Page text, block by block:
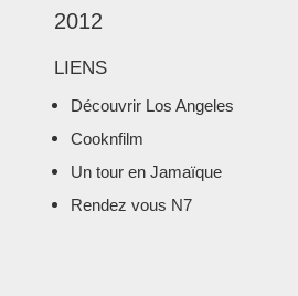
2012
LIENS
Découvrir Los Angeles
Cooknfilm
Un tour en Jamaïque
Rendez vous N7